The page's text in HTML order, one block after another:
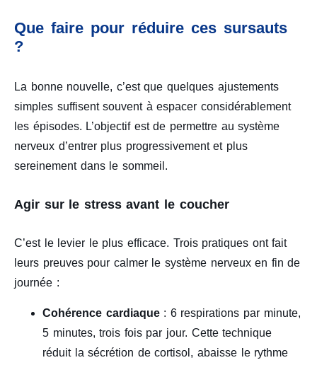
Que faire pour réduire ces sursauts
?
La bonne nouvelle, c’est que quelques ajustements
simples suffisent souvent à espacer considérablement
les épisodes. L’objectif est de permettre au système
nerveux d’entrer plus progressivement et plus
sereinement dans le sommeil.
Agir sur le stress avant le coucher
C’est le levier le plus efficace. Trois pratiques ont fait
leurs preuves pour calmer le système nerveux en fin de
journée :
Cohérence cardiaque: 6 respirations par minute,
5 minutes, trois fois par jour. Cette technique
réduit la sécrétion de cortisol, abaisse le rythme